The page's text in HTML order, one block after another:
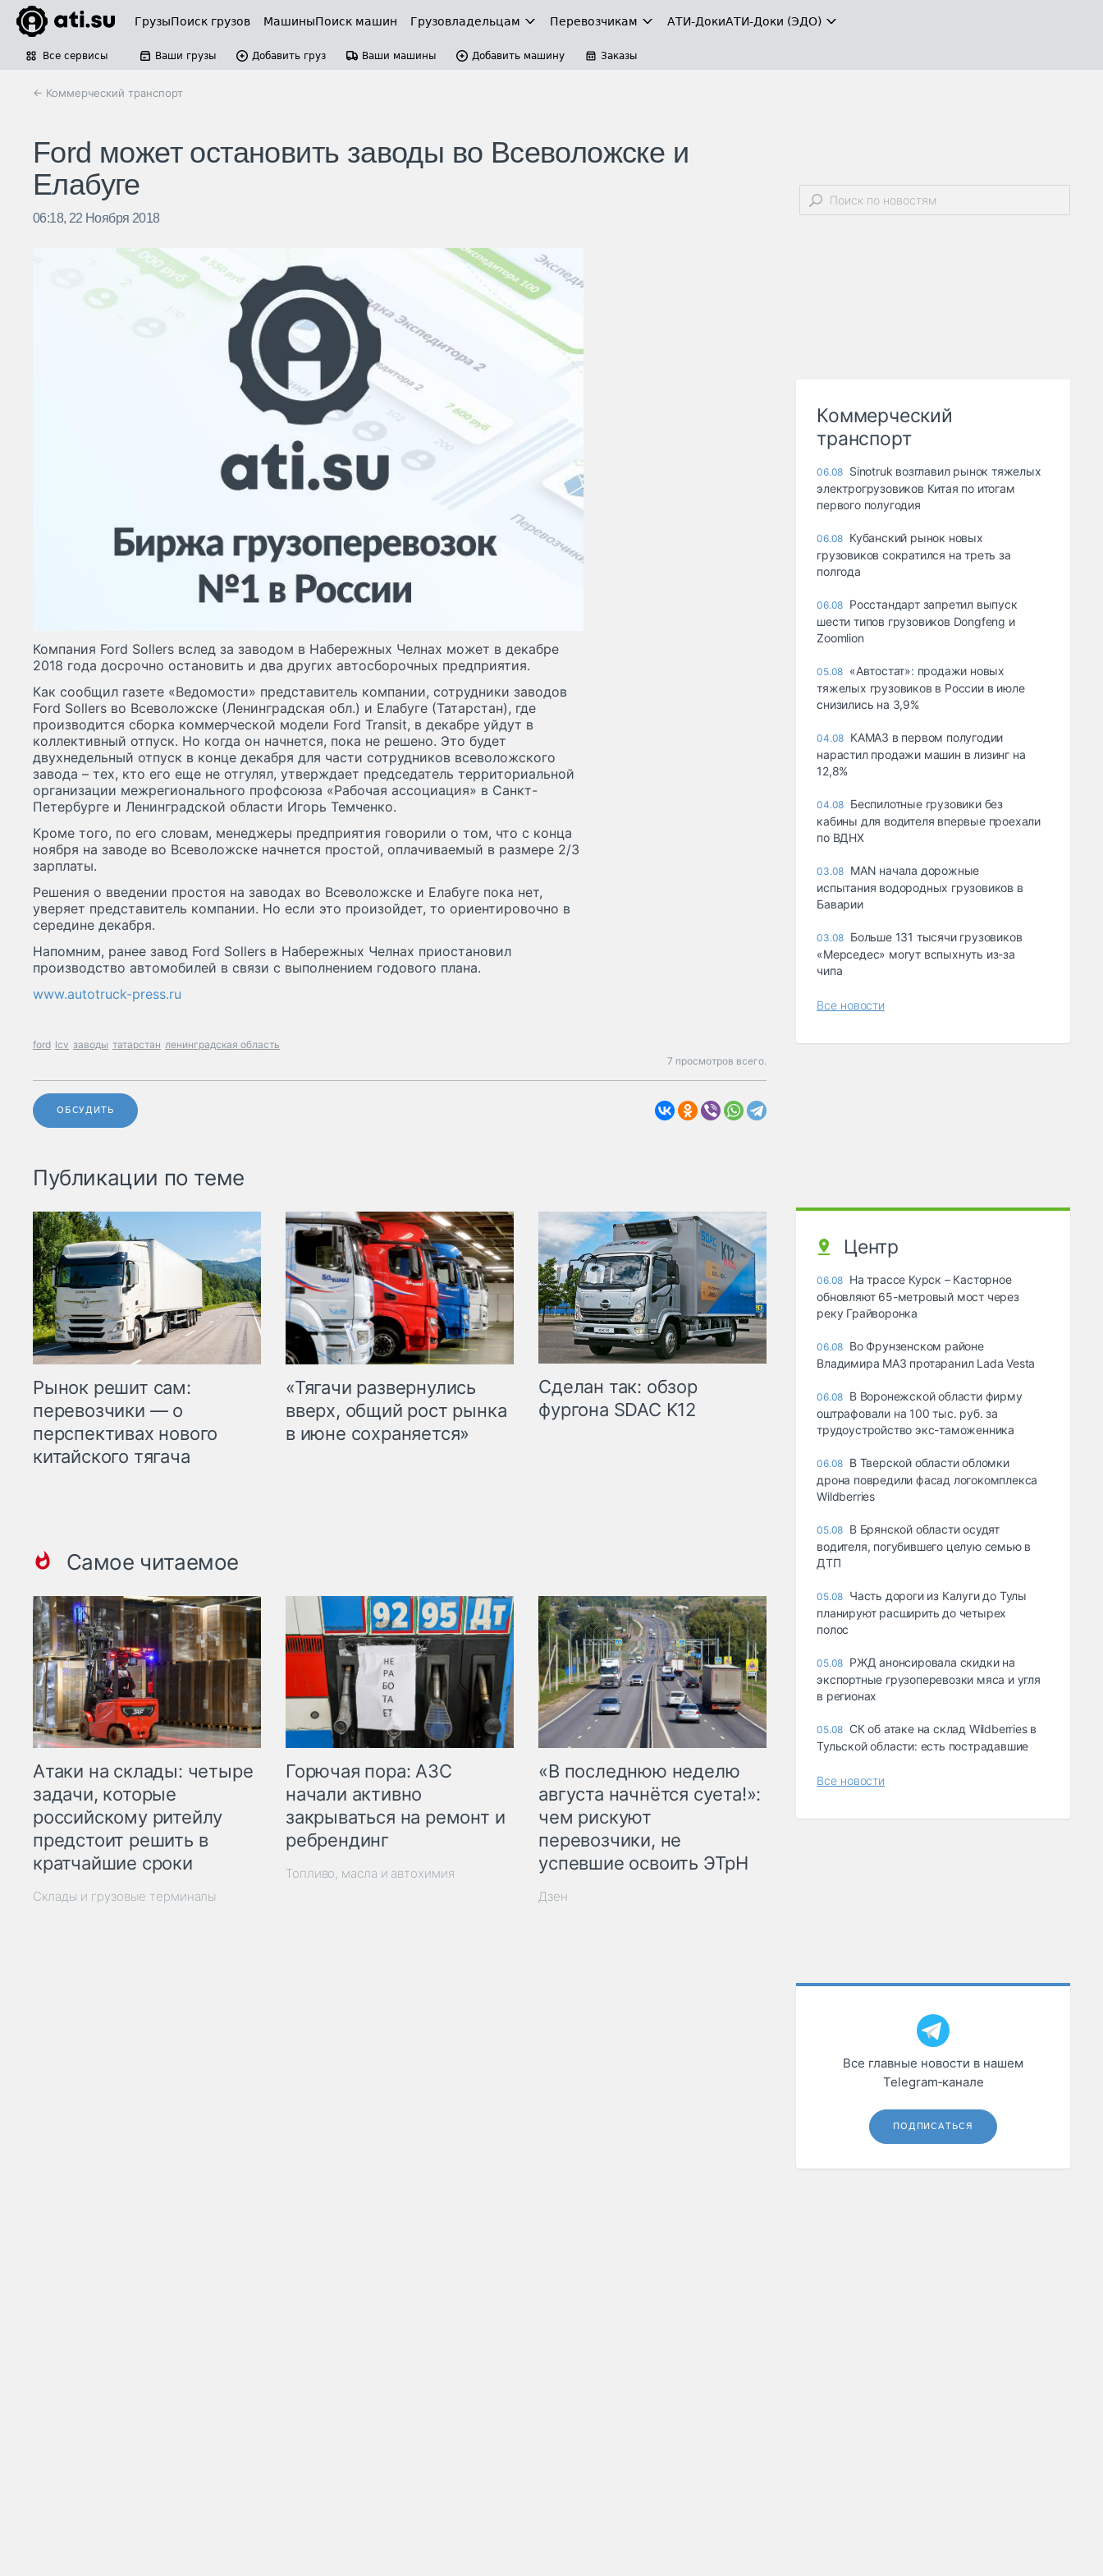
ГрузыПоиск грузов МашиныПоиск машин Грузовладельцам Перевозчикам АТИ-ДокиАТИ-Доки (ЭДО)
Все сервисы Ваши грузы Добавить груз Ваши машины Добавить машину Заказы
← Коммерческий транспорт
Ford может остановить заводы во Всеволожске и
Елабуге
06:18, 22 Ноября 2018
Компания Ford Sollers вслед за заводом в Набережных Челнах может в декабре
2018 года досрочно остановить и два других автосборочных предприятия.
Как сообщил газете «Ведомости» представитель компании, сотрудники заводов
Ford Sollers во Всеволожске (Ленинградская обл.) и Елабуге (Татарстан), где
производится сборка коммерческой модели Ford Transit, в декабре уйдут в
коллективный отпуск. Но когда он начнется, пока не решено. Это будет
двухнедельный отпуск в конце декабря для части сотрудников всеволожского
завода – тех, кто его еще не отгулял, утверждает председатель территориальной
организации межрегионального профсоюза «Рабочая ассоциация» в Санкт-
Петербурге и Ленинградской области Игорь Темченко.
Кроме того, по его словам, менеджеры предприятия говорили о том, что с конца
ноября на заводе во Всеволожске начнется простой, оплачиваемый в размере 2/3
зарплаты.
Решения о введении простоя на заводах во Всеволожске и Елабуге пока нет,
уверяет представитель компании. Но если это произойдет, то ориентировочно в
середине декабря.
Напомним, ранее завод Ford Sollers в Набережных Челнах приостановил
производство автомобилей в связи с выполнением годового плана.
www.autotruck-press.ru
ford lcv заводы татарстан ленинградская область
7 просмотров всего.
ОБСУДИТЬ
Публикации по теме
Рынок решит сам:
перевозчики — о
перспективах нового
китайского тягача
«Тягачи развернулись
вверх, общий рост рынка
в июне сохраняется»
Сделан так: обзор
фургона SDAC K12
Самое читаемое
Атаки на склады: четыре
задачи, которые
российскому ритейлу
предстоит решить в
кратчайшие сроки
Склады и грузовые терминалы
Горючая пора: АЗС
начали активно
закрываться на ремонт и
ребрендинг
Топливо, масла и автохимия
«В последнюю неделю
августа начнётся суета!»:
чем рискуют
перевозчики, не
успевшие освоить ЭТрН
Дзен
Коммерческий
транспорт
06.08 Sinotruk возглавил рынок тяжелых
электрогрузовиков Китая по итогам
первого полугодия
06.08 Кубанский рынок новых
грузовиков сократился на треть за
полгода
06.08 Росстандарт запретил выпуск
шести типов грузовиков Dongfeng и
Zoomlion
05.08 «Автостат»: продажи новых
тяжелых грузовиков в России в июле
снизились на 3,9%
04.08 КАМАЗ в первом полугодии
нарастил продажи машин в лизинг на
12,8%
04.08 Беспилотные грузовики без
кабины для водителя впервые проехали
по ВДНХ
03.08 MAN начала дорожные
испытания водородных грузовиков в
Баварии
03.08 Больше 131 тысячи грузовиков
«Мерседес» могут вспыхнуть из-за
чипа
Все новости
Центр
06.08 На трассе Курск – Касторное
обновляют 65-метровый мост через
реку Грайворонка
06.08 Во Фрунзенском районе
Владимира МАЗ протаранил Lada Vesta
06.08 В Воронежской области фирму
оштрафовали на 100 тыс. руб. за
трудоустройство экс-таможенника
06.08 В Тверской области обломки
дрона повредили фасад логокомплекса
Wildberries
05.08 В Брянской области осудят
водителя, погубившего целую семью в
ДТП
05.08 Часть дороги из Калуги до Тулы
планируют расширить до четырех
полос
05.08 РЖД анонсировала скидки на
экспортные грузоперевозки мяса и угля
в регионах
05.08 СК об атаке на склад Wildberries в
Тульской области: есть пострадавшие
Все новости
Все главные новости в нашем
Telegram‑канале
ПОДПИСАТЬСЯ